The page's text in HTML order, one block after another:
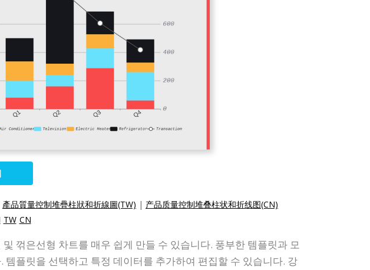
產品質量控制堆疊柱狀和折線圖(TW) | 产品质量控制堆叠柱状和折线图(CN)
TW CN
꺾은선형 차트를 매우 쉽게 만들 수 있습니다. 풍부한 템플릿과 모
플릿을 선택하고 특정 데이터를 추가하여 편집할 수 있습니다. 강